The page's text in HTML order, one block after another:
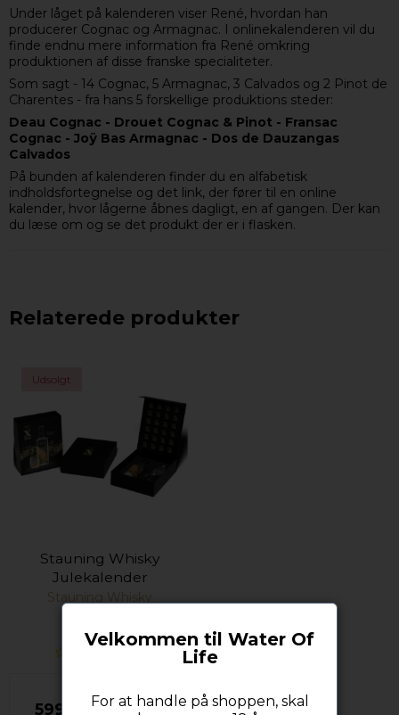
Under låget på kalenderen viser René, hvordan han
producerer Cognac og Armagnac. I onlinekalenderen vil du
finde endnu mere information fra René omkring
produktionen af disse franske specialiteter.
Som sagt - 14 Cognac, 5 Armagnac, 3 Calvados og 2 Pinot de
Charentes - fra hans 5 forskellige produktions steder:
Deau Cognac - Drouet Cognac & Pinot - Fransac
Cognac - Joÿ Bas Armagnac - Dos de Dauzangas
Calvados
På bunden af kalenderen finder du en alfabetisk
indholdsfortegnelse og det link, der fører til en online
kalender, hvor lågerne åbnes dagligt, en af gangen. Der kan
du læse om og se det produkt der er i flasken.
Relaterede produkter
Udsolgt
Stauning Whisky
Julekalender
Stauning Whisky
599,00 DKK
Velkommen til Water Of
Life
For at handle på shoppen, skal